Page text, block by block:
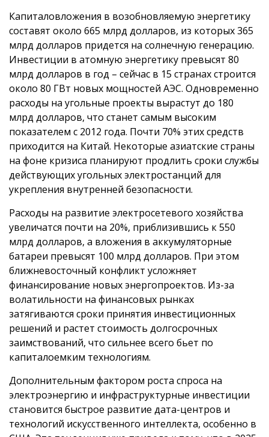
Капиталовложения в возобновляемую энергетику
составят около 665 млрд долларов, из которых 365
млрд долларов придется на солнечную генерацию.
Инвестиции в атомную энергетику превысят 80
млрд долларов в год – сейчас в 15 странах строится
около 80 ГВт новых мощностей АЭС. Одновременно
расходы на угольные проекты вырастут до 180
млрд долларов, что станет самым высоким
показателем с 2012 года. Почти 70% этих средств
приходится на Китай. Некоторые азиатские страны
на фоне кризиса планируют продлить сроки службы
действующих угольных электростанций для
укрепления внутренней безопасности.
Расходы на развитие электросетевого хозяйства
увеличатся почти на 20%, приблизившись к 550
млрд долларов, а вложения в аккумуляторные
батареи превысят 100 млрд долларов. При этом
ближневосточный конфликт усложняет
финансирование новых энергопроектов. Из-за
волатильности на финансовых рынках
затягиваются сроки принятия инвестиционных
решений и растет стоимость долгосрочных
заимствований, что сильнее всего бьет по
капиталоемким технологиям.
Дополнительным фактором роста спроса на
электроэнергию и инфраструктурные инвестиции
становится быстрое развитие дата-центров и
технологий искусственного интеллекта, особенно в